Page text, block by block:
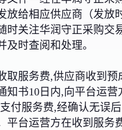
放给相应供应商（发放
时关注华润守正采购交
及时查阅和处理。
取服务费,供应商收到预
知书10日内,向平台运营
付服务费,经确认无误
平台运营方在收到服务